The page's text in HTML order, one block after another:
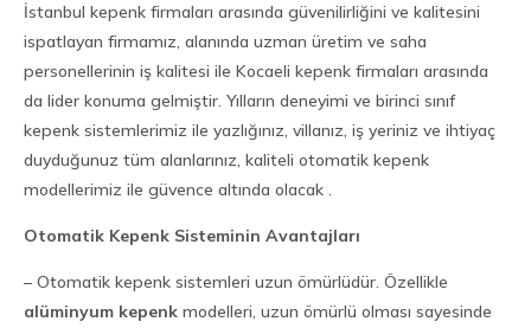
İstanbul kepenk firmaları arasında güvenilirliğini ve kalitesini
ispatlayan firmamız, alanında uzman üretim ve saha
personellerinin iş kalitesi ile Kocaeli kepenk firmaları arasında
da lider konuma gelmiştir. Yılların deneyimi ve birinci sınıf
kepenk sistemlerimiz ile yazlığınız, villanız, iş yeriniz ve ihtiyaç
duyduğunuz tüm alanlarınız, kaliteli otomatik kepenk
modellerimiz ile güvence altında olacak .
Otomatik Kepenk Sisteminin Avantajları
– Otomatik kepenk sistemleri uzun ömürlüdür. Özellikle
alüminyum kepenk modelleri, uzun ömürlü olması sayesinde